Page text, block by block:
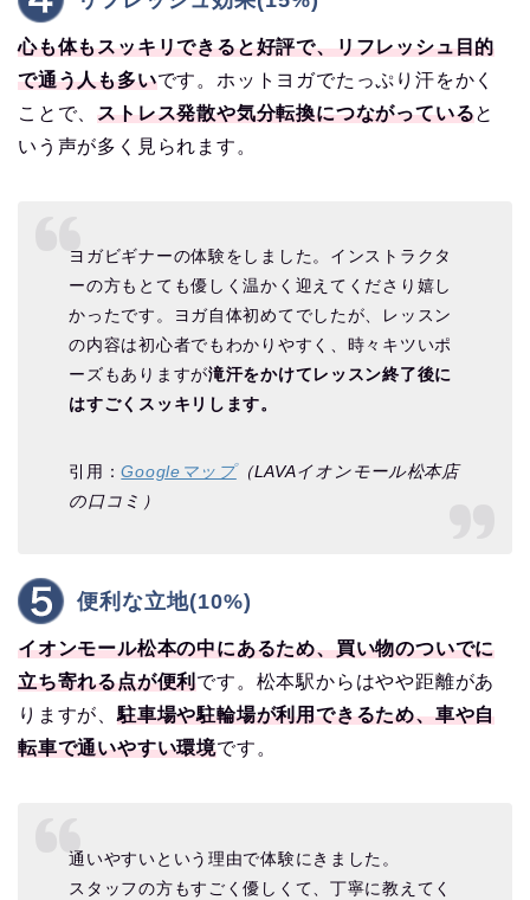
心も体もスッキリできると好評で、リフレッシュ目的
で通う人も多いです。ホットヨガでたっぷり汗をかく
ことで、ストレス発散や気分転換につながっていると
いう声が多く見られます。
ヨガビギナーの体験をしました。インストラクタ
ーの方もとても優しく温かく迎えてくださり嬉し
かったです。ヨガ自体初めてでしたが、レッスン
の内容は初心者でもわかりやすく、時々キツいポ
ーズもありますが滝汗をかけてレッスン終了後に
はすごくスッキリします。
引用：Googleマップ（LAVAイオンモール松本店
の口コミ）
便利な立地(10%)
イオンモール松本の中にあるため、買い物のついでに
立ち寄れる点が便利です。松本駅からはやや距離があ
りますが、駐車場や駐輪場が利用できるため、車や自
転車で通いやすい環境です。
通いやすいという理由で体験にきました。
スタッフの方もすごく優しくて、丁寧に教えてく